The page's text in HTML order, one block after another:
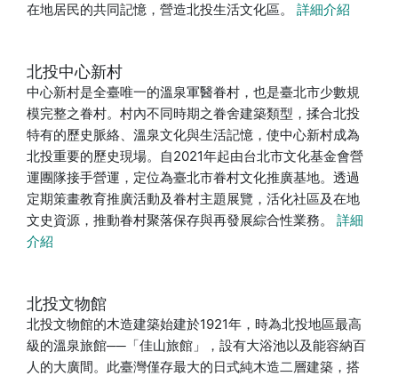
在地居民的共同記憶，營造北投生活文化區。 詳細介紹
北投中心新村
中心新村是全臺唯一的溫泉軍醫眷村，也是臺北市少數規
模完整之眷村。村內不同時期之眷舍建築類型，揉合北投
特有的歷史脈絡、溫泉文化與生活記憶，使中心新村成為
北投重要的歷史現場。自2021年起由台北市文化基金會營
運團隊接手營運，定位為臺北市眷村文化推廣基地。透過
定期策畫教育推廣活動及眷村主題展覽，活化社區及在地
文史資源，推動眷村聚落保存與再發展綜合性業務。 詳細
介紹
北投文物館
北投文物館的木造建築始建於1921年，時為北投地區最高
級的溫泉旅館──「佳山旅館」，設有大浴池以及能容納百
人的大廣間。此臺灣僅存最大的日式純木造二層建築，搭